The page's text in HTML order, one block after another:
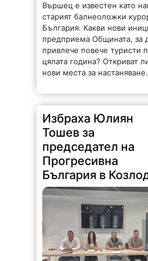
Вършец е известен като
старият балнеоложки
България. Какви нови
предприема Общината, за
привлече повече туристи
цялата година? Откриват
нови места за
Избраха Юлиян
Тошев за
председател на
Прогресивна
България в